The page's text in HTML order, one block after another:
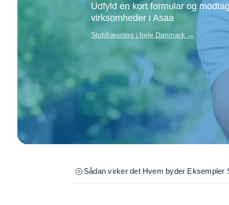
Tunge løft
Underholdning
Se alle...
Udfyld en kort formular og
virksomheder i Asaa
Stubfræsning i hele Danmark →
Sådan virker det Hvem byder Eksempler